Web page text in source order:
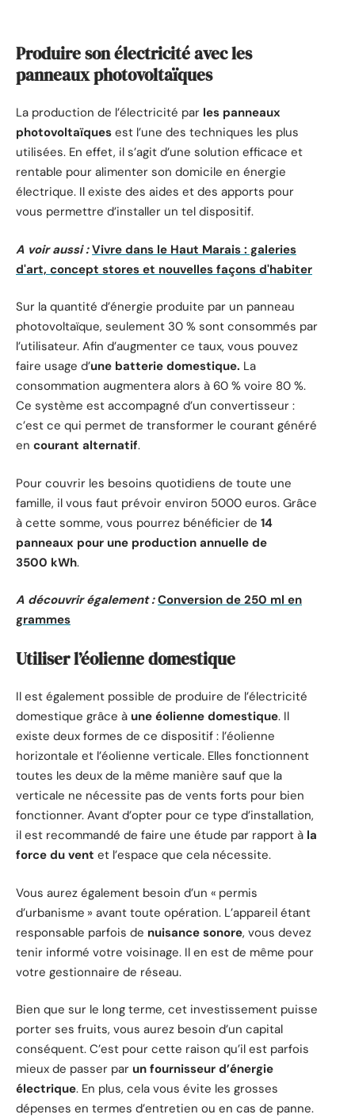
Produire son électricité avec les
panneaux photovoltaïques
La production de l’électricité par les panneaux
photovoltaïques est l’une des techniques les plus
utilisées. En effet, il s’agit d’une solution efficace et
rentable pour alimenter son domicile en énergie
électrique. Il existe des aides et des apports pour
vous permettre d’installer un tel dispositif.
A voir aussi : Vivre dans le Haut Marais : galeries
d'art, concept stores et nouvelles façons d'habiter
Sur la quantité d’énergie produite par un panneau
photovoltaïque, seulement 30 % sont consommés par
l’utilisateur. Afin d’augmenter ce taux, vous pouvez
faire usage d’une batterie domestique. La
consommation augmentera alors à 60 % voire 80 %.
Ce système est accompagné d’un convertisseur :
c’est ce qui permet de transformer le courant généré
en courant alternatif.
Pour couvrir les besoins quotidiens de toute une
famille, il vous faut prévoir environ 5000 euros. Grâce
à cette somme, vous pourrez bénéficier de 14
panneaux pour une production annuelle de
3500 kWh.
A découvrir également : Conversion de 250 ml en
grammes
Utiliser l’éolienne domestique
Il est également possible de produire de l’électricité
domestique grâce à une éolienne domestique. Il
existe deux formes de ce dispositif : l’éolienne
horizontale et l’éolienne verticale. Elles fonctionnent
toutes les deux de la même manière sauf que la
verticale ne nécessite pas de vents forts pour bien
fonctionner. Avant d’opter pour ce type d’installation,
il est recommandé de faire une étude par rapport à la
force du vent et l’espace que cela nécessite.
Vous aurez également besoin d’un « permis
d’urbanisme » avant toute opération. L’appareil étant
responsable parfois de nuisance sonore, vous devez
tenir informé votre voisinage. Il en est de même pour
votre gestionnaire de réseau.
Bien que sur le long terme, cet investissement puisse
porter ses fruits, vous aurez besoin d’un capital
conséquent. C’est pour cette raison qu’il est parfois
mieux de passer par un fournisseur d’énergie
électrique. En plus, cela vous évite les grosses
dépenses en termes d’entretien ou en cas de panne.